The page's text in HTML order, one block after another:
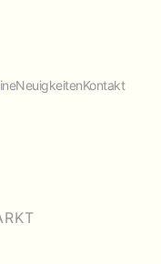
NeuigkeitenKontakt